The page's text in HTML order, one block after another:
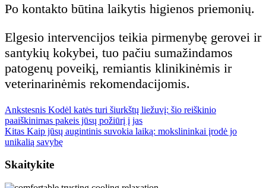
Po kontakto būtina laikytis higienos priemonių.
Elgesio intervencijos teikia pirmenybę gerovei ir
santykių kokybei, tuo pačiu sumažindamos
patogenų poveikį, remiantis klinikinėmis ir
veterinarinėmis rekomendacijomis.
Navigacija
tarp
įrašų
Ankstesnis Previous
post:
Kodėl katės turi šiurkštų liežuvį: šio reiškinio
paaiškinimas pakeis jūsų požiūrį į jas
Kitas Next
post:
Kaip jūsų augintinis suvokia laiką: mokslininkai įrodė jo
unikalią savybę
Skaitykite